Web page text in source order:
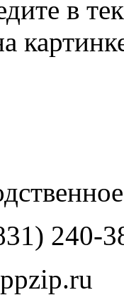
в
240-